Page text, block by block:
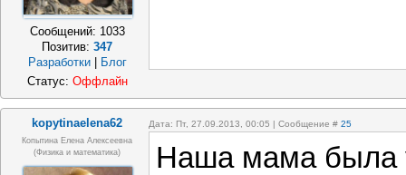
Сообщений: 1033
Позитив:347
Разработки
Блог
Статус: Оффлайн
kopytinaelena62 Дата: Пт, 27.09.2013, 00:05 | Сообщение # 25
Копытина Елена Алексеевна
(физика и математика)
Наша мама была